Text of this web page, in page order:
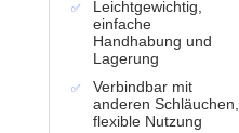
Leichtgewichtig,
einfache
Handhabung und
Lagerung
Verbindbar mit
anderen Schläuchen,
flexible Nutzung